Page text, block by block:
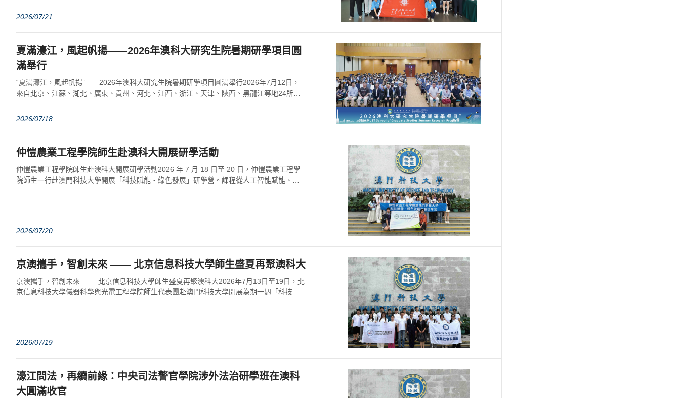
2026/07/21
夏滿濠江，風起帆揚——2026年澳科大研究生院暑期研學項目圓
滿舉行
“夏滿濠江，風起帆揚”——2026年澳科大研究生院暑期研學項目圓滿舉行2026年7月12日，
來自北京、江蘇、湖北、廣東、貴州、河北、江西、浙江、天津、陝西、黑龍江等地24所高
2026/07/18
仲愷農業工程學院師生赴澳科大開展研學活動
仲愷農業工程學院師生赴澳科大開展研學活動2026 年 7 月 18 日至 20 日，仲愷農業工程學
院師生一行赴澳門科技大學開展「科技賦能・綠色發展」研學營。課程從人工智能賦能、綠
2026/07/20
京澳攜手，智創未來 —— 北京信息科技大學師生盛夏再聚澳科大
京澳攜手，智創未來 —— 北京信息科技大學師生盛夏再聚澳科大2026年7月13日至19日，北
京信息科技大學儀器科學與光電工程學院師生代表團赴澳門科技大學開展為期一週「科技賦
2026/07/19
濠江問法，再續前緣：中央司法警官學院涉外法治研學班在澳科
大圓滿收官